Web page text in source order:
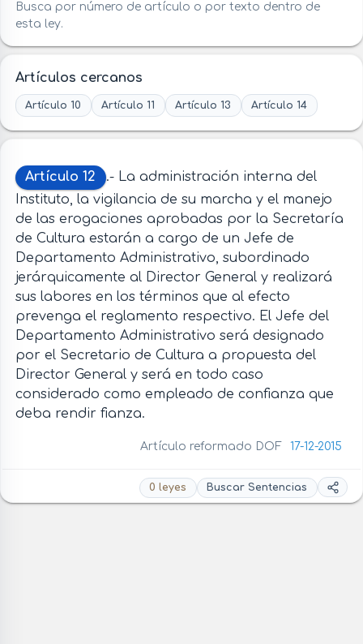
Busca por número de artículo o por texto dentro de
esta ley.
Artículos cercanos
Artículo 10 Artículo 11 Artículo 13 Artículo 14
Artículo 12
.- La administración interna del
Instituto, la vigilancia de su marcha y el manejo
de las erogaciones aprobadas por la Secretaría
de Cultura estarán a cargo de un Jefe de
Departamento Administrativo, subordinado
jerárquicamente al Director General y realizará
sus labores en los términos que al efecto
prevenga el reglamento respectivo. El Jefe del
Departamento Administrativo será designado
por el Secretario de Cultura a propuesta del
Director General y será en todo caso
considerado como empleado de confianza que
deba rendir fianza.
Artículo reformado DOF 17-12-2015
0 leyes Buscar Sentencias